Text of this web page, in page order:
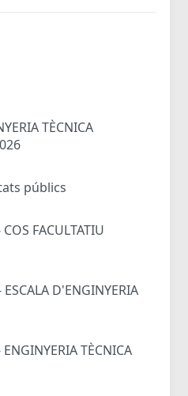
TÈCNICA
públics
FACULTATIU
ESCALA D'ENGINYERIA
TÈCNICA